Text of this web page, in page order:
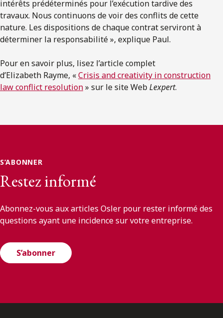
intérêts prédéterminés pour l’exécution tardive des
travaux. Nous continuons de voir des conflits de cette
nature. Les dispositions de chaque contrat serviront à
déterminer la responsabilité », explique Paul.
Pour en savoir plus, lisez l’article complet
d’Elizabeth Rayme, «Crisis and creativity in construction
law conflict resolution» sur le site Web Lexpert.
S’ABONNER
Restez informé
Abonnez-vous aux articles Osler pour rester informé des
questions ayant une incidence sur votre entreprise.
S’abonner